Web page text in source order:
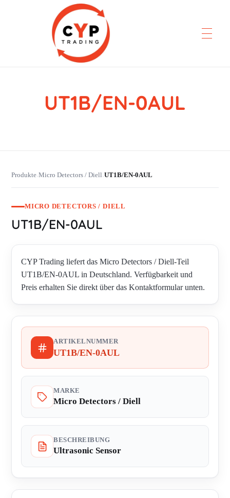
CYP Trading
Professionelle Ersatzteilbeschaffung
UT1B/EN-0AUL
Produkte›Micro Detectors / Diell›UT1B/EN-0AUL
MICRO DETECTORS / DIELL
UT1B/EN-0AUL
CYP Trading liefert das Micro Detectors / Diell-Teil
UT1B/EN-0AUL in Deutschland. Verfügbarkeit und
Preis erhalten Sie direkt über das Kontaktformular unten.
ARTIKELNUMMER
UT1B/EN-0AUL
MARKE
Micro Detectors / Diell
BESCHREIBUNG
Ultrasonic Sensor